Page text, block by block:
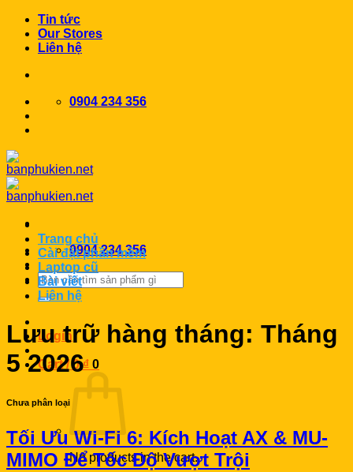
Chuyển
đến
Tin tức
Our Stores
Liên hệ
0904 234 356
0904 234 356
Search
for:
Login
Cart /0₫ 0
No products in the cart.
Trang chủ
Cài đặt phần mềm
Laptop cũ
Bài viết
Liên hệ
Lưu trữ hàng tháng: Tháng
5 2026
Chưa phân loại
Tối Ưu Wi-Fi 6: Kích Hoạt AX & MU-
MIMO Để Tốc Độ Vượt Trội